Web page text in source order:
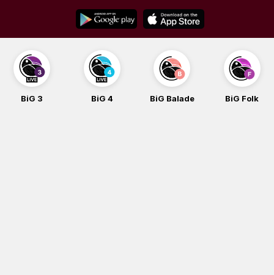
content
BiG 3 BiG 4 BiG Balade BiG Folk